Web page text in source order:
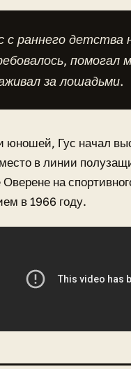
с раннего
помогал
за лошадьми.
юношей, Гус начал
в линии
Оверене на
в 1966 году.